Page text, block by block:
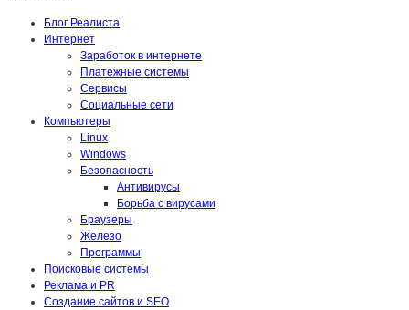
Блог Реалиста
Интернет
Заработок в интернете
Платежные системы
Сервисы
Социальные сети
Компьютеры
Linux
Windows
Безопасность
Антивирусы
Борьба с вирусами
Браузеры
Железо
Программы
Поисковые системы
Реклама и PR
Создание сайтов и SEO